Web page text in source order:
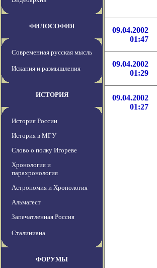
ФИЛОСОФИЯ
Современная русская мысль
Искания и размышления
ИСТОРИЯ
История России
История в МГУ
Слово о полку Игореве
Хронология и
парахронология
Астрономия и Хронология
Альмагест
Запечатленная Россия
Сталиниана
ФОРУМЫ
09.04.2002
01:47
09.04.2002
01:29
09.04.2002
01:27